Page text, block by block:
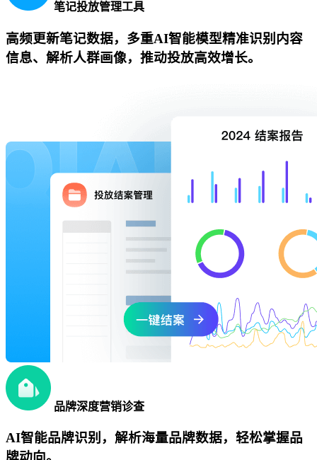
笔记投放管理工具
高频更新笔记数据，多重AI智能模型精准识别内容
信息、解析人群画像，推动投放高效增长。
品牌深度营销诊查
AI智能品牌识别，解析海量品牌数据，轻松掌握品